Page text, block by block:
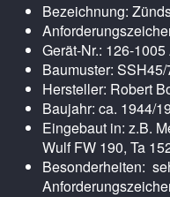
Bezeichnung:
Gerät-Nr.: 126-1005
Baumuster:
Hersteller: Robert
Baujahr: ca. 1944/
Eingebaut in: z.B.
Wulf FW 190, Ta
Besonderheiten: